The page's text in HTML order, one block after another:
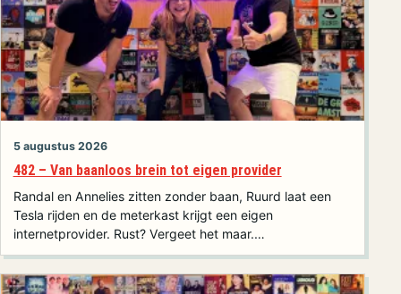
5 augustus 2026
482 – Van baanloos brein tot eigen provider
Randal en Annelies zitten zonder baan, Ruurd laat een
Tesla rijden en de meterkast krijgt een eigen
internetprovider. Rust? Vergeet het maar.…